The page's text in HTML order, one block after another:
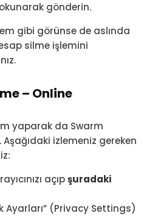
gönderin.
gibi görünse de aslında
silme işlemini
– Online
yaparak da Swarm
Aşağıdaki izlemeniz gereken
açıpşuradaki
Ayarları” (Privacy Settings)